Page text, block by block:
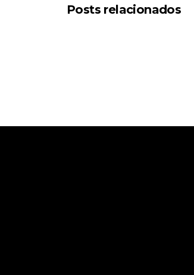
Posts relacionados